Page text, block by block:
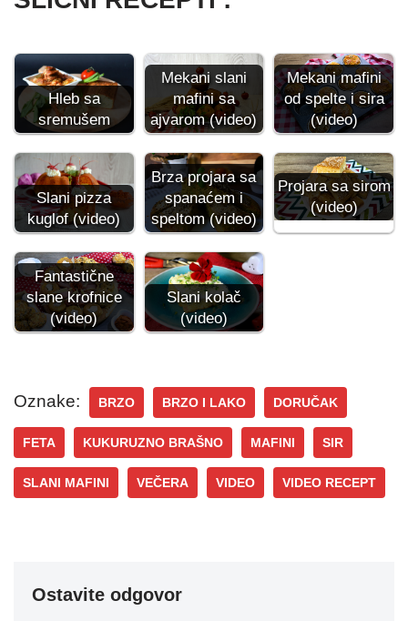
Hleb sa
sremušem
Mekani slani
mafini sa
ajvarom (video)
Mekani mafini
od spelte i sira
(video)
Slani pizza
kuglof (video)
Brza projara sa
spanaćem i
speltom (video)
Projara sa sirom
(video)
Fantastične
slane krofnice
(video)
Slani kolač
(video)
Oznake: BRZO BRZO I LAKO DORUČAK
FETA KUKURUZNO BRAŠNO MAFINI SIR
SLANI MAFINI VEČERA VIDEO VIDEO RECEPT
Ostavite odgovor